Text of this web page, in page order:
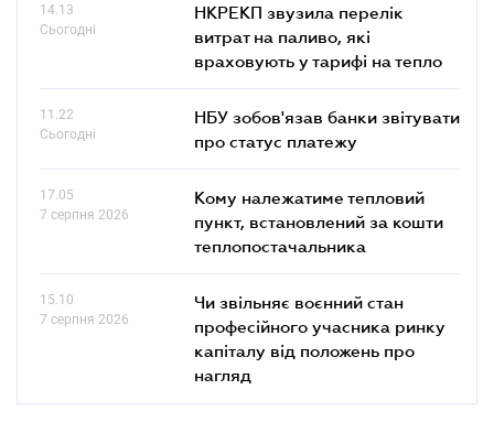
14.13
Сьогодні
НКРЕКП звузила перелік
витрат на паливо, які
враховують у тарифі на тепло
11.22
Сьогодні
НБУ зобов'язав банки звітувати
про статус платежу
17.05
7 серпня 2026
Кому належатиме тепловий
пункт, встановлений за кошти
теплопостачальника
15.10
7 серпня 2026
Чи звільняє воєнний стан
професійного учасника ринку
капіталу від положень про
нагляд